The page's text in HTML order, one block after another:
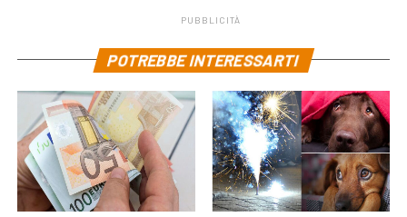
PUBBLICITÀ
POTREBBE INTERESSARTI